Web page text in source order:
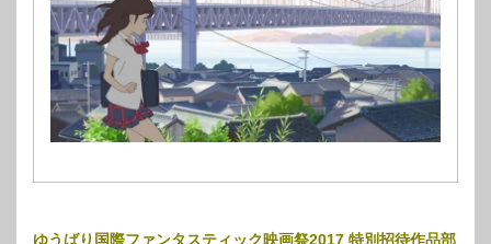
ゆうばり国際ファンタスティック映画祭2017 特別招待作品部